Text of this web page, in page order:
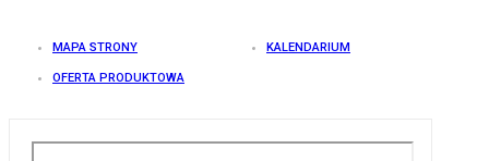
MAPA STRONY KALENDARIUM
OFERTA PRODUKTOWA